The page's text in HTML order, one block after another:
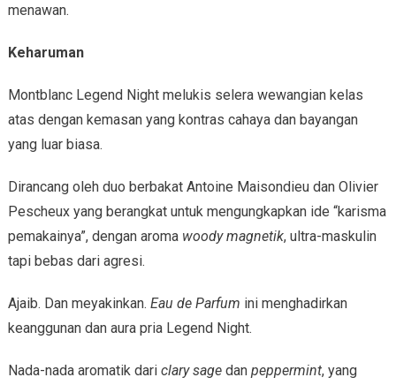
menawan.
Keharuman
Montblanc Legend Night melukis selera wewangian kelas
atas dengan kemasan yang kontras cahaya dan bayangan
yang luar biasa.
Dirancang oleh duo berbakat Antoine Maisondieu dan Olivier
Pescheux yang berangkat untuk mengungkapkan ide “karisma
pemakainya”, dengan aroma woody magnetik, ultra-maskulin
tapi bebas dari agresi.
Ajaib. Dan meyakinkan. Eau de Parfum ini menghadirkan
keanggunan dan aura pria Legend Night.
Nada-nada aromatik dari clary sagedan peppermint, yang